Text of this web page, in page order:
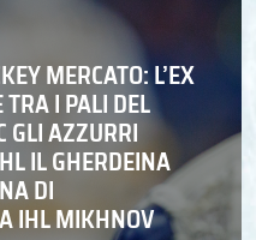
MERCATO: L’EX
I PALI DEL
GLI AZZURRI
IL GHERDEINA
DI
IHL MIKHNOV